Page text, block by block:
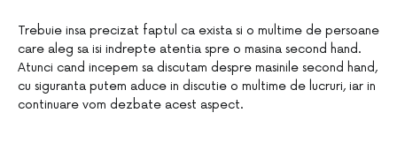
Trebuie insa precizat faptul ca exista si o multime de persoane
care aleg sa isi indrepte atentia spre o masina second hand.
Atunci cand incepem sa discutam despre masinile second hand,
cu siguranta putem aduce in discutie o multime de lucruri, iar in
continuare vom dezbate acest aspect.